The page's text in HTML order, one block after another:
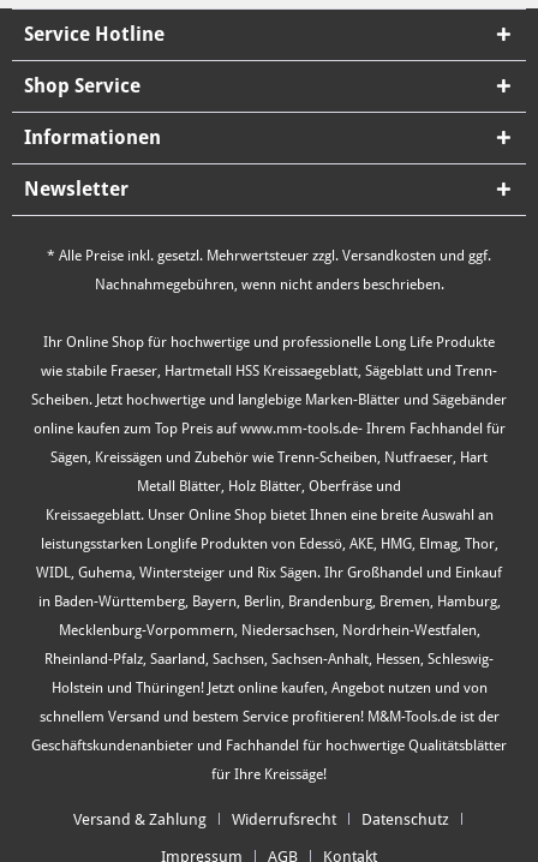
Service Hotline
Shop Service
Informationen
Newsletter
* Alle Preise inkl. gesetzl. Mehrwertsteuer zzgl. Versandkosten und ggf.
Nachnahmegebühren, wenn nicht anders beschrieben.
Ihr Online Shop für hochwertige und professionelle Long Life Produkte
wie stabile Fraeser, Hartmetall HSS Kreissaegeblatt, Sägeblatt und Trenn-
Scheiben. Jetzt hochwertige und langlebige Marken-Blätter und Sägebänder
online kaufen zum Top Preis auf www.mm-tools.de- Ihrem Fachhandel für
Sägen, Kreissägen und Zubehör wie Trenn-Scheiben, Nutfraeser, Hart
Metall Blätter, Holz Blätter, Oberfräse und
Kreissaegeblatt. Unser Online Shop bietet Ihnen eine breite Auswahl an
leistungsstarken Longlife Produkten von Edessö, AKE, HMG, Elmag, Thor,
WIDL, Guhema, Wintersteiger und Rix Sägen. Ihr Großhandel und Einkauf
in Baden-Württemberg, Bayern, Berlin, Brandenburg, Bremen, Hamburg,
Mecklenburg-Vorpommern, Niedersachsen, Nordrhein-Westfalen,
Rheinland-Pfalz, Saarland, Sachsen, Sachsen-Anhalt, Hessen, Schleswig-
Holstein und Thüringen! Jetzt online kaufen, Angebot nutzen und von
schnellem Versand und bestem Service profitieren! M&M-Tools.de ist der
Geschäftskundenanbieter und Fachhandel für hochwertige Qualitätsblätter
für Ihre Kreissäge!
Versand & Zahlung Widerrufsrecht Datenschutz
Impressum AGB Kontakt